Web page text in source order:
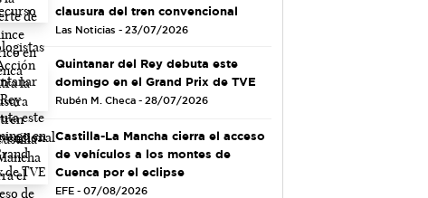
clausura del tren convencional
Las Noticias - 23/07/2026
Quintanar del Rey debuta este
domingo en el Grand Prix de TVE
Rubén M. Checa - 28/07/2026
Castilla-La Mancha cierra el acceso
de vehículos a los montes de
Cuenca por el eclipse
EFE - 07/08/2026